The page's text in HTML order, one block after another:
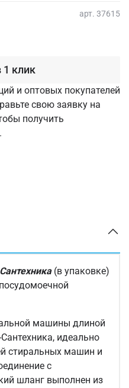
арт. 37615
1 клик
и оптовых покупателей
свою заявку на
получить
(в упаковке)
машины длиной
идеально
стиральных машин и
с
шланг выполнен из